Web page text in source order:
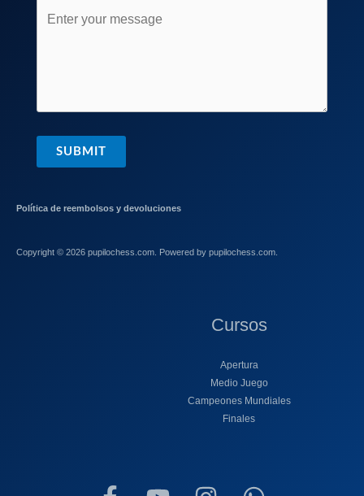
SUBMIT
Política de reembolsos y devoluciones
Copyright © 2026 pupilochess.com. Powered by pupilochess.com.
Cursos
Apertura
Medio Juego
Campeones Mundiales
Finales